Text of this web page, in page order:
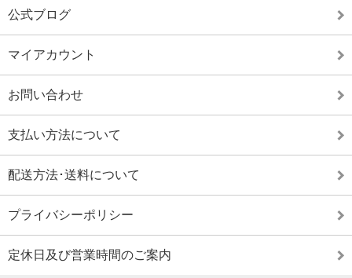
公式ブログ
マイアカウント
お問い合わせ
支払い方法について
配送方法･送料について
プライバシーポリシー
定休日及び営業時間のご案内